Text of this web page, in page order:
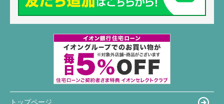
トップページ